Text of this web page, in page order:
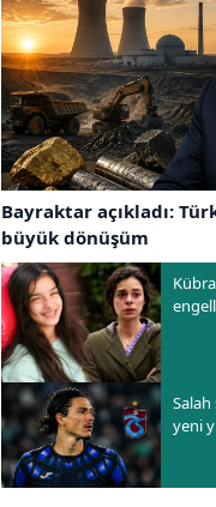
Bayraktar açıkladı:
büyük dönüşüm
Salah
yeni